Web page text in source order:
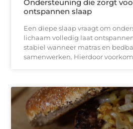
Ondersteuning die zorgt
ontspannen slaap
Een diepe slaap vraagt om
lichaam volledig laat
stabiel wanneer matras en
samenwerken. Hierdoor